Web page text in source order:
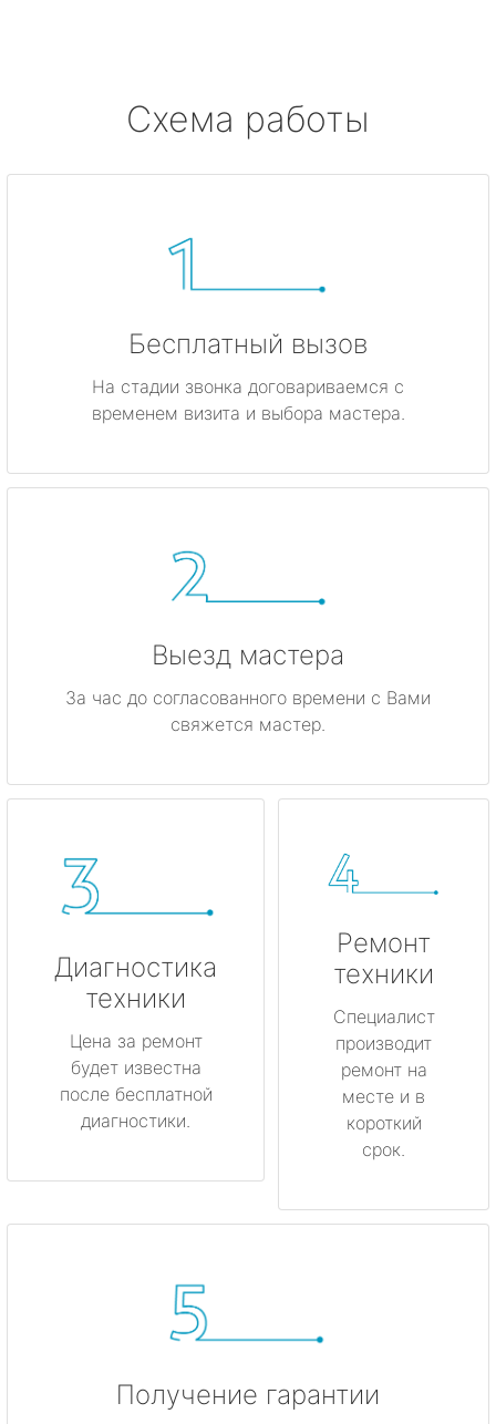
Схема работы
Бесплатный вызов
На стадии звонка договариваемся с
временем визита и выбора мастера.
Выезд мастера
За час до согласованного времени с Вами
свяжется мастер.
Диагностика
техники
Цена за ремонт
будет известна
после бесплатной
диагностики.
Ремонт
техники
Специалист
производит
ремонт на
месте и в
короткий
срок.
Получение гарантии